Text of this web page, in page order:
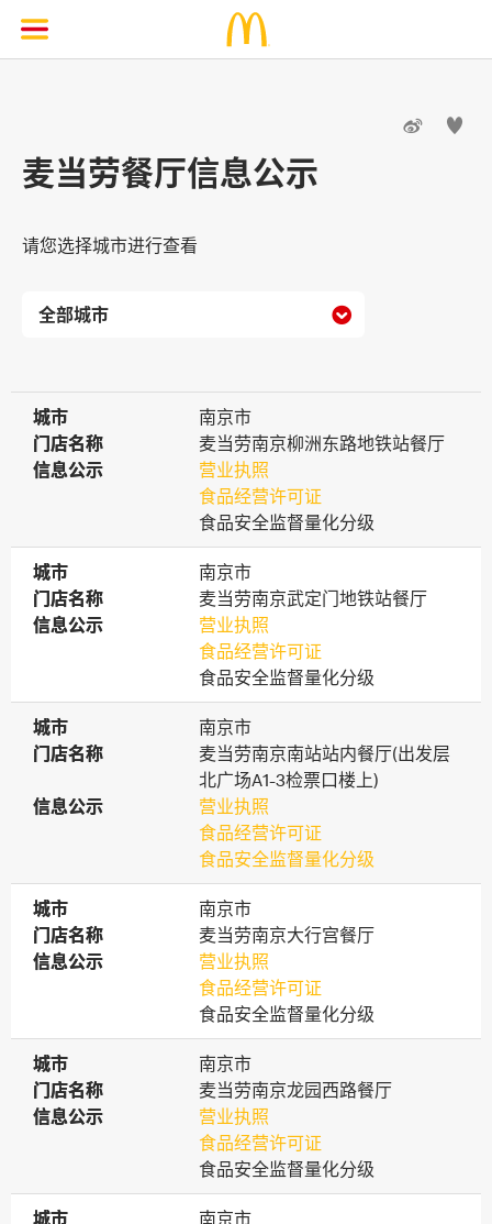
 
麦当劳餐厅信息公示
请您选择城市进行查看

城市
城市
南京市
门店名称
门店名称
麦当劳南京柳洲东路地铁站餐厅
信息公示
信息公示
营业执照
食品经营许可证
食品安全监督量化分级
城市
城市
南京市
门店名称
门店名称
麦当劳南京武定门地铁站餐厅
信息公示
信息公示
营业执照
食品经营许可证
食品安全监督量化分级
城市
城市
南京市
门店名称
门店名称
麦当劳南京南站站内餐厅(出发层
北广场A1-3检票口楼上)
信息公示
信息公示
营业执照
食品经营许可证
食品安全监督量化分级
城市
城市
南京市
门店名称
门店名称
麦当劳南京大行宫餐厅
信息公示
信息公示
营业执照
食品经营许可证
食品安全监督量化分级
城市
城市
南京市
门店名称
门店名称
麦当劳南京龙园西路餐厅
信息公示
信息公示
营业执照
食品经营许可证
食品安全监督量化分级
城市
城市
南京市